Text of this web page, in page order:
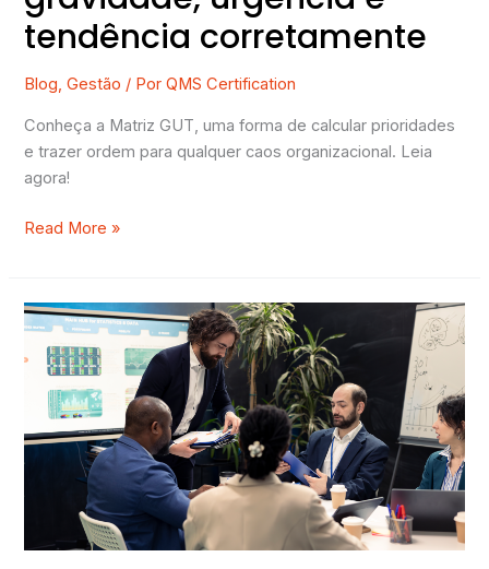
tendência corretamente
Blog,Gestão / PorQMS Certification
Conheça a Matriz GUT, uma forma de calcular prioridades
e trazer ordem para qualquer caos organizacional. Leia
agora!
Read More »
Diagrama
Ishikawa:
Identificando
Resolvendo
Problemas